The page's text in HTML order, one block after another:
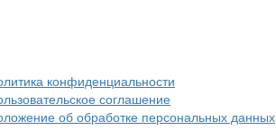
конфиденциальности
соглашение
об обработке персональных данных